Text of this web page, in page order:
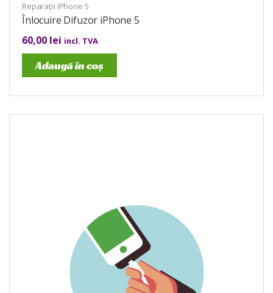
Reparații iPhone 5
Înlocuire Difuzor iPhone 5
60,00 lei incl. TVA
Adaugă în coș